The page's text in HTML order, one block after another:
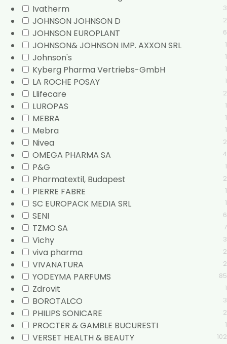
Ivatherm 3
JOHNSON JOHNSON D 2
JOHNSON EUROPLANT 6
JOHNSON& JOHNSON IMP. AXXON SRL 1
Johnson's 1
Kyberg Pharma Vertriebs-GmbH 1
LA ROCHE POSAY 1
Llifecare 2
LUROPAS 1
MEBRA 1
Mebra 1
Nivea 2
OMEGA PHARMA SA 4
P&G 1
Pharmatextil, Budapest 2
PIERRE FABRE 1
SC EUROPACK MEDIA SRL 1
SENI 6
TZMO SA 7
Vichy 3
viva pharma 2
VIVANATURA 2
YODEYMA PARFUMS 85
Zdrovit 1
BOROTALCO 3
PHILIPS SONICARE 2
PROCTER & GAMBLE BUCURESTI 1
VERSET HEALTH & BEAUTY 102